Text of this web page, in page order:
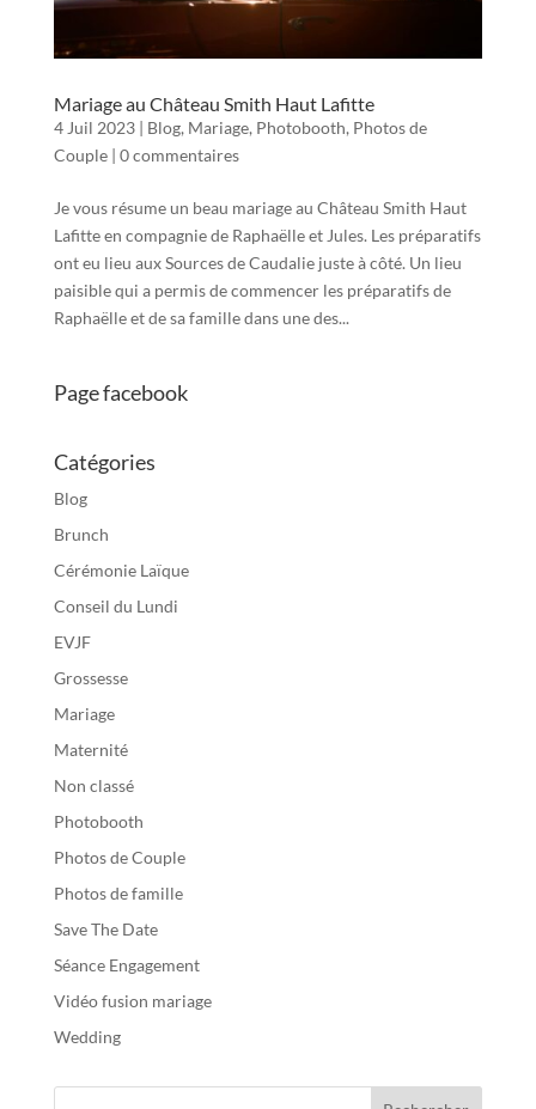
Mariage au Château Smith Haut Lafitte
4 Juil 2023| Blog, Mariage, Photobooth, Photos de
Couple| 0 commentaires
Je vous résume un beau mariage au Château Smith Haut
Lafitte en compagnie de Raphaëlle et Jules. Les préparatifs
ont eu lieu aux Sources de Caudalie juste à côté. Un lieu
paisible qui a permis de commencer les préparatifs de
Raphaëlle et de sa famille dans une des...
Page facebook
Catégories
Blog
Brunch
Cérémonie Laïque
Conseil du Lundi
EVJF
Grossesse
Mariage
Maternité
Non classé
Photobooth
Photos de Couple
Photos de famille
Save The Date
Séance Engagement
Vidéo fusion mariage
Wedding